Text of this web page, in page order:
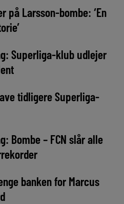
på Larsson-bombe: ‘En
Superliga-klub udlejer
tidligere Superliga-
Bombe – FCN slår alle
banken for Marcus